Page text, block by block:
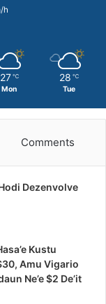
h
27 ℃
Mon
28 ℃
Tue
Comments
Dezenvolve
Kustu
Amu Vigario
Ne’e $2 De’it